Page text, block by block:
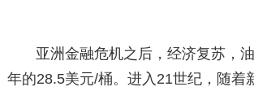
亚洲金融危机之后，经济复苏，
年的28.5美元/桶。进入21世纪，随着